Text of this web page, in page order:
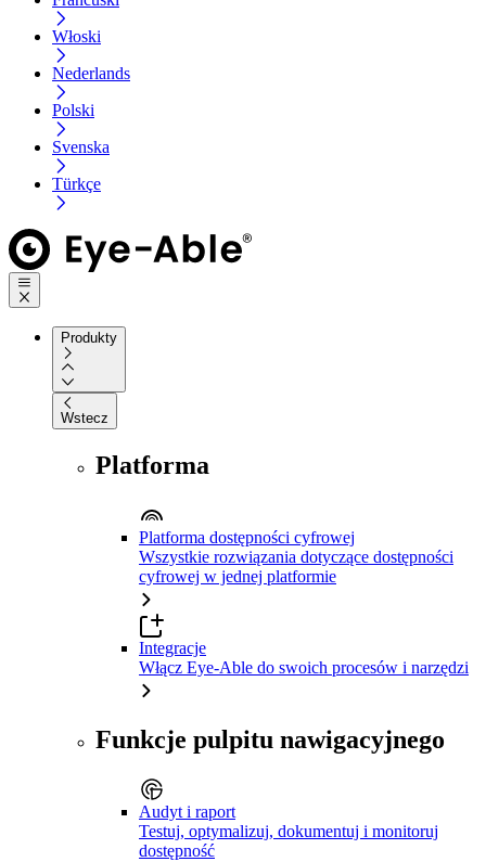
Włoski
Nederlands
Polski
Svenska
Türkçe
Produkty
Wstecz
Platforma
Platforma dostępności cyfrowej
Wszystkie rozwiązania dotyczące dostępności
cyfrowej w jednej platformie
Integracje
Włącz Eye-Able do swoich procesów i narzędzi
Funkcje pulpitu nawigacyjnego
Audyt i raport
Testuj, optymalizuj, dokumentuj i monitoruj
dostępność